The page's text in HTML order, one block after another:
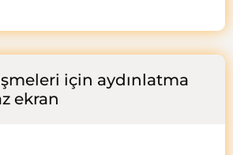
için aydınlatma
ekran